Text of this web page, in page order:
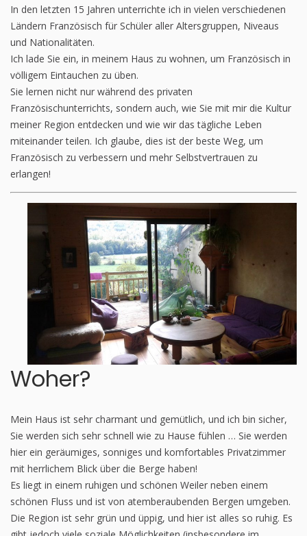
In den letzten 15 Jahren unterrichte ich in vielen verschiedenen
Ländern Französisch für Schüler aller Altersgruppen, Niveaus
und Nationalitäten.
Ich lade Sie ein, in meinem Haus zu wohnen, um Französisch in
völligem Eintauchen zu üben.
Sie lernen nicht nur während des privaten
Französischunterrichts, sondern auch, wie Sie mit mir die Kultur
meiner Region entdecken und wie wir das tägliche Leben
miteinander teilen. Ich glaube, dies ist der beste Weg, um
Französisch zu verbessern und mehr Selbstvertrauen zu
erlangen!
Woher?
Mein Haus ist sehr charmant und gemütlich, und ich bin sicher,
Sie werden sich sehr schnell wie zu Hause fühlen … Sie werden
hier ein geräumiges, sonniges und komfortables Privatzimmer
mit herrlichem Blick über die Berge haben!
Es liegt in einem ruhigen und schönen Weiler neben einem
schönen Fluss und ist von atemberaubenden Bergen umgeben.
Die Region ist sehr grün und üppig, und hier ist alles so ruhig. Es